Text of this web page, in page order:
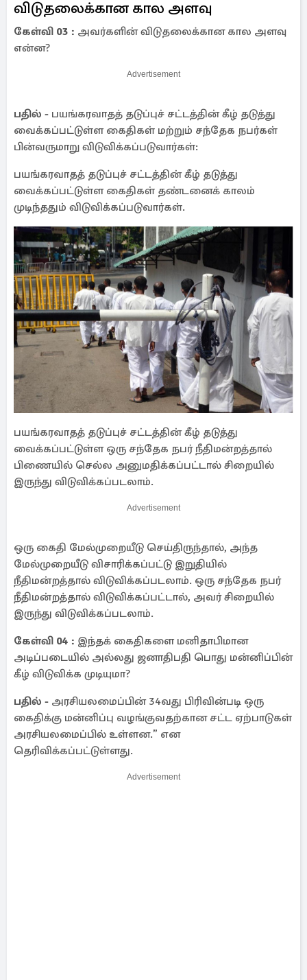
விடுதலைக்கான கால அளவு
கேள்வி 03 : அவர்களின் விடுதலைக்கான கால அளவு
என்ன?
Advertisement
பதில் - பயங்கரவாதத் தடுப்புச் சட்டத்தின் கீழ் தடுத்து
வைக்கப்பட்டுள்ள கைதிகள் மற்றும் சந்தேக நபர்கள்
பின்வருமாறு விடுவிக்கப்படுவார்கள்:
பயங்கரவாதத் தடுப்புச் சட்டத்தின் கீழ் தடுத்து
வைக்கப்பட்டுள்ள கைதிகள் தண்டனைக் காலம்
முடிந்ததும் விடுவிக்கப்படுவார்கள்.
பயங்கரவாதத் தடுப்புச் சட்டத்தின் கீழ் தடுத்து
வைக்கப்பட்டுள்ள ஒரு சந்தேக நபர் நீதிமன்றத்தால்
பிணையில் செல்ல அனுமதிக்கப்பட்டால் சிறையில்
இருந்து விடுவிக்கப்படலாம்.
Advertisement
ஒரு கைதி மேல்முறையீடு செய்திருந்தால், அந்த
மேல்முறையீடு விசாரிக்கப்பட்டு இறுதியில்
நீதிமன்றத்தால் விடுவிக்கப்படலாம். ஒரு சந்தேக நபர்
நீதிமன்றத்தால் விடுவிக்கப்பட்டால், அவர் சிறையில்
இருந்து விடுவிக்கப்படலாம்.
கேள்வி 04 : இந்தக் கைதிகளை மனிதாபிமான
அடிப்படையில் அல்லது ஜனாதிபதி பொது மன்னிப்பின்
கீழ் விடுவிக்க முடியுமா?
பதில் - அரசியலமைப்பின் 34வது பிரிவின்படி ஒரு
கைதிக்கு மன்னிப்பு வழங்குவதற்கான சட்ட ஏற்பாடுகள்
அரசியலமைப்பில் உள்ளன.” என
தெரிவிக்கப்பட்டுள்ளது.
Advertisement